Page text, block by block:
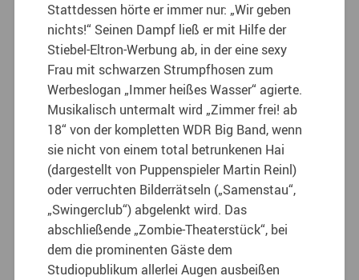
Stattdessen hörte er immer nur: „Wir geben
nichts!“ Seinen Dampf ließ er mit Hilfe der
Stiebel-Eltron-Werbung ab, in der eine sexy
Frau mit schwarzen Strumpfhosen zum
Werbeslogan „Immer heißes Wasser“ agierte.
Musikalisch untermalt wird „Zimmer frei! ab
18“ von der kompletten WDR Big Band, wenn
sie nicht von einem total betrunkenen Hai
(dargestellt von Puppenspieler Martin Reinl)
oder verruchten Bilderrätseln („Samenstau“,
„Swingerclub“) abgelenkt wird. Das
abschließende „Zombie-Theaterstück“, bei
dem die prominenten Gäste dem
Studiopublikum allerlei Augen ausbeißen